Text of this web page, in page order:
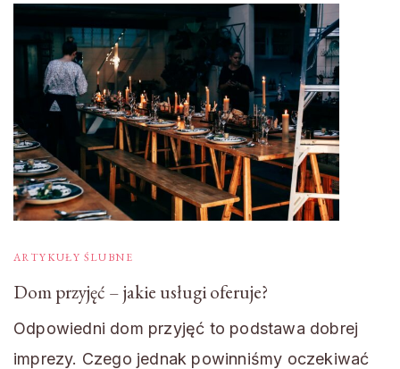
ARTYKUŁY ŚLUBNE
Dom przyjęć – jakie usługi oferuje?
Odpowiedni dom przyjęć to podstawa dobrej
imprezy. Czego jednak powinniśmy oczekiwać